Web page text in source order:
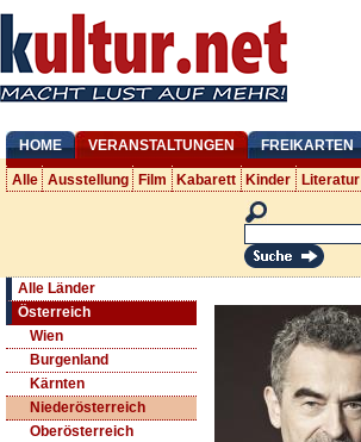
HOME VERANSTALTUNGEN FREIKARTEN
Alle Ausstellung Film Kabarett Kinder Literatur
Alle Länder
Österreich
Wien
Burgenland
Kärnten
Niederösterreich
Oberösterreich